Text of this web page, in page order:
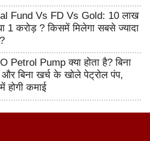
Fund Vs FD Vs Gold: 10 लाख
1 करोड़ ? किसमें मिलेगा सबसे ज्यादा
Petrol Pump क्या होता है? बिना
बिना खर्च के खोले पेट्रोल पंप,
होगी कमाई